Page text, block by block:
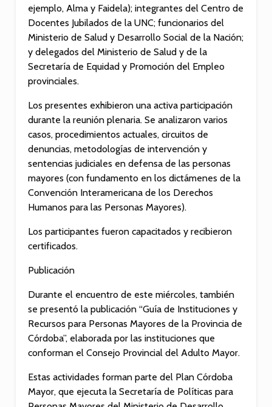
ejemplo, Alma y Faidela); integrantes del Centro de
Docentes Jubilados de la UNC; funcionarios del
Ministerio de Salud y Desarrollo Social de la Nación;
y delegados del Ministerio de Salud y de la
Secretaría de Equidad y Promoción del Empleo
provinciales.
Los presentes exhibieron una activa participación
durante la reunión plenaria. Se analizaron varios
casos, procedimientos actuales, circuitos de
denuncias, metodologías de intervención y
sentencias judiciales en defensa de las personas
mayores (con fundamento en los dictámenes de la
Convención Interamericana de los Derechos
Humanos para las Personas Mayores).
Los participantes fueron capacitados y recibieron
certificados.
Publicación
Durante el encuentro de este miércoles, también
se presentó la publicación “Guía de Instituciones y
Recursos para Personas Mayores de la Provincia de
Córdoba”, elaborada por las instituciones que
conforman el Consejo Provincial del Adulto Mayor.
Estas actividades forman parte del Plan Córdoba
Mayor, que ejecuta la Secretaría de Políticas para
South Africa 2026:
Claim your rewards
bonuses and quick
cazino